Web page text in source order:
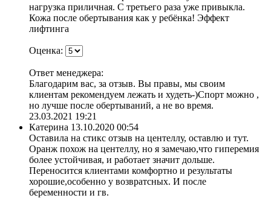
нагрузка приличная. С третьего раза уже привыкла.
Кожа после обертывания как у ребёнка! Эффект
лифтинга
Оценка:
Ответ менеджера:
Благодарим вас, за отзыв. Вы правы, мы своим
клиентам рекомендуем лежать и худеть-)Спорт можно ,
но лучше после обертываний, а не во время.
23.03.2021 19:21
Катерина 13.10.2020 00:54
Оставила на стикс отзыв на центеллу, оставлю и тут.
Оранж похож на центеллу, но я замечаю,что гиперемия
более устойчивая, и работает значит дольше.
Переносится клиентами комфортно и результаты
хорошие,особенно у возвратсных. И после
беременности и гв.